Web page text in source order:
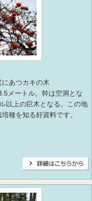
にあつカキの木
メートル。幹は空洞とな
以上の巨木となる。この地
種を知る好資料です。